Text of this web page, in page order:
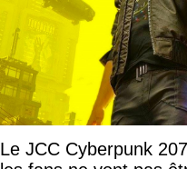
Le JCC Cyberpunk